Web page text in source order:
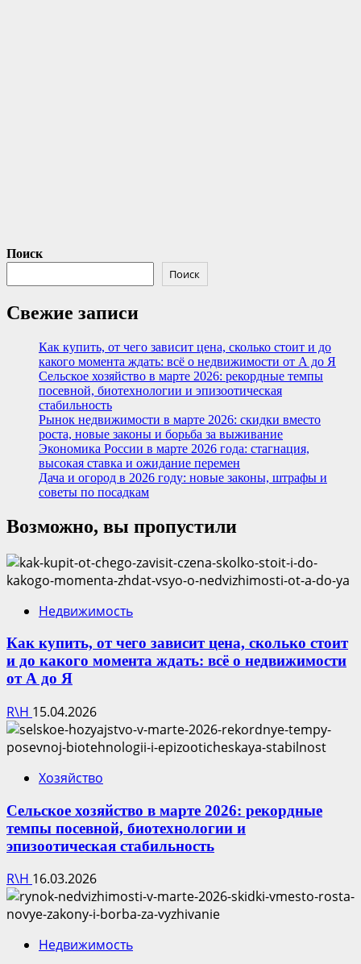
Поиск
Поиск
Свежие записи
Как купить, от чего зависит цена, сколько стоит и до
какого момента ждать: всё о недвижимости от А до Я
Сельское хозяйство в марте 2026: рекордные темпы
посевной, биотехнологии и эпизоотическая
стабильность
Рынок недвижимости в марте 2026: скидки вместо
роста, новые законы и борьба за выживание
Экономика России в марте 2026 года: стагнация,
высокая ставка и ожидание перемен
Дача и огород в 2026 году: новые законы, штрафы и
советы по посадкам
Возможно, вы пропустили
Недвижимость
Как купить, от чего зависит цена, сколько стоит
и до какого момента ждать: всё о недвижимости
от А до Я
R\H 15.04.2026
Хозяйство
Сельское хозяйство в марте 2026: рекордные
темпы посевной, биотехнологии и
эпизоотическая стабильность
R\H 16.03.2026
Недвижимость